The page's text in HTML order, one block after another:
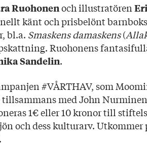
Ruohonenoch illustratören
känt och prisbelönt
bl.a. Smaskens damaskens(
Ruohonens
Sandelin.
#VÅRTHAV, som
tillsammans med John
1€ eller 10 kronor till
och dess kulturarv. Utkommer